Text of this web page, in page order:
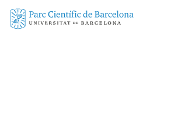
Skip